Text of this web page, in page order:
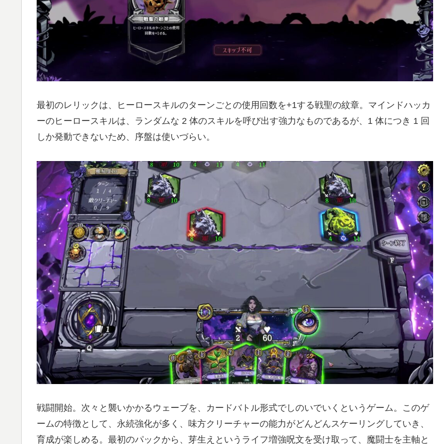
最初のレリックは、ヒーロースキルのターンごとの使用回数を+1する戦聖の紋章。マインドハッカ
ーのヒーロースキルは、ランダムな 2 体のスキルを呼び出す強力なものであるが、1 体につき 1 回
しか発動できないため、序盤は使いづらい。
戦闘開始。次々と襲いかかるウェーブを、カードバトル形式でしのいでいくというゲーム。このゲ
ームの特徴として、永続強化が多く、味方クリーチャーの能力がどんどんスケーリングしていき、
育成が楽しめる。最初のパックから、芽生えというライフ増強呪文を受け取って、魔闘士を主軸と